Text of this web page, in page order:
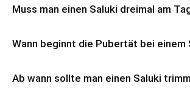
Muss man einen Saluki dreimal am
Wann beginnt die Pubertät bei einem
Ab wann sollte man einen Saluki